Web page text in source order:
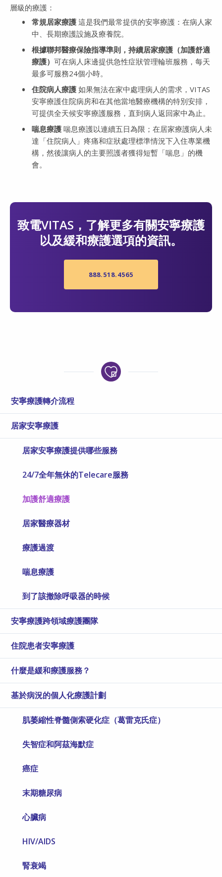
層級的療護：
常規居家療護 這是我們最常提供的安寧療護：在病人家
中、長期療護設施及療養院。
根據聯邦醫療保險指導準則，持續居家療護（加護舒適
療護） 可在病人床邊提供急性症狀管理輪班服務，每天
最多可服務24個小時。
住院病人療護 如果無法在家中處理病人的需求，VITAS
安寧療護住院病房和在其他當地醫療機構的特別安排，
可提供全天候安寧療護服務，直到病人返回家中為止。
喘息療護 喘息療護以連續五日為限；在居家療護病人未
達「住院病人」疼痛和症狀處理標準情況下入住專業機
構，然後讓病人的主要照護者獲得短暫「喘息」的機
會。
致電VITAS，了解更多有關安寧療護
以及緩和療護選項的資訊。
888.518.4565
安寧療護轉介流程
居家安寧療護
居家安寧療護提供哪些服務
24/7全年無休的Telecare服務
加護舒適療護
居家醫療器材
療護過渡
喘息療護
到了該撤除呼吸器的時候
安寧療護跨領域療護團隊
住院患者安寧療護
什麼是緩和療護服務？
基於病況的個人化療護計劃
肌萎縮性脊髓側索硬化症（葛雷克氏症）
失智症和阿茲海默症
癌症
末期糖尿病
心臟病
HIV/AIDS
腎衰竭